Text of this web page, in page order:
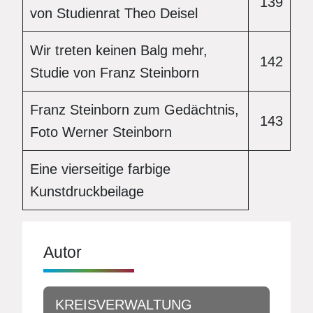
von Studienrat Theo Deisel
Wir treten keinen Balg mehr,
Studie von Franz Steinborn
142
Franz Steinborn zum Gedächtnis,
Foto Werner Steinborn
143
Eine vierseitige farbige
Kunstdruckbeilage
Autor
KREISVERWALTUNG